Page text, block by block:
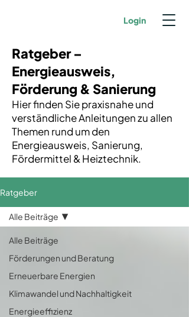
Login
Ratgeber –
Energieausweis,
Förderung & Sanierung
Hier finden Sie praxisnahe und
verständliche Anleitungen zu allen
Themen rund um den
Energieausweis, Sanierung,
Fördermittel & Heiztechnik.
Ratgeber
Alle Beiträge
Förderungen und Beratung
Erneuerbare Energien
Klimawandel und Nachhaltigkeit
Energieeffizienz
Alle Beiträge